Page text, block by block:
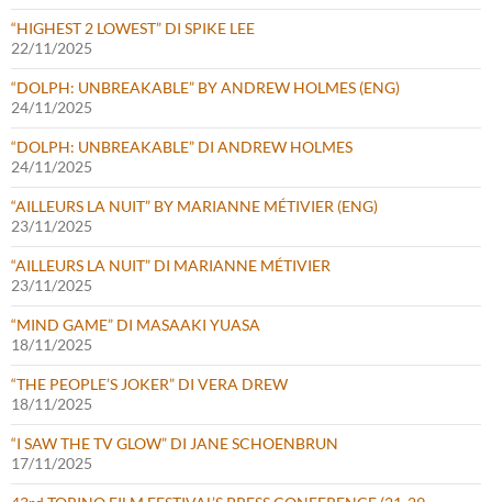
“HIGHEST 2 LOWEST” DI SPIKE LEE
22/11/2025
“DOLPH: UNBREAKABLE” BY ANDREW HOLMES (ENG)
24/11/2025
“DOLPH: UNBREAKABLE” DI ANDREW HOLMES
24/11/2025
“AILLEURS LA NUIT” BY MARIANNE MÉTIVIER (ENG)
23/11/2025
“AILLEURS LA NUIT” DI MARIANNE MÉTIVIER
23/11/2025
“MIND GAME” DI MASAAKI YUASA
18/11/2025
“THE PEOPLE’S JOKER” DI VERA DREW
18/11/2025
“I SAW THE TV GLOW” DI JANE SCHOENBRUN
17/11/2025